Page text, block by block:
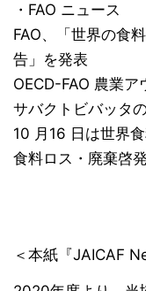
・FAO ニュース
FAO、「世界の食
告」を発表
OECD-FAO 農業
サバクトビバッタ
10 月16 日は世界
食料ロス・廃棄啓
＜本紙『JAICAF